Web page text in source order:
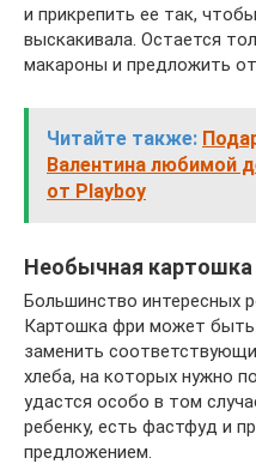
и прикрепить ее так,
выскакивала. Остается
макароны и предложить
Читайте также:
Валентина любимой
от Playboy
Необычная картошка
Большинство интересных
Картошка фри может быть
заменить
хлеба, на которых нужно
удастся особо в том
ребенку, есть фастфуд и
предложением.